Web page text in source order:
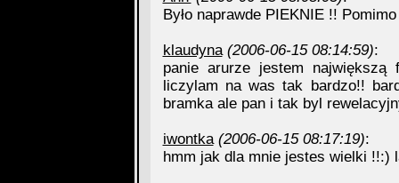
Było naprawde PIEKNIE !!
klaudyna (2006-06-15 08:14:59):
panie arurze jestem
liczylam na was tak bardzo!!
bramka ale pan i tak byl
iwontka (2006-06-15 08:17:19):
hmm jak dla mnie jestes wielki !!:)